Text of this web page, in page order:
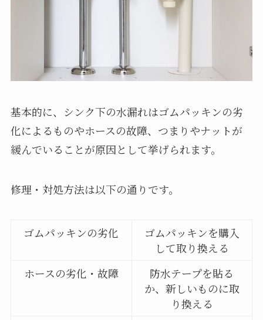
基本的に、シンク下の水漏れはゴムパッキンの劣
化によるものやホースの故障、つまりやナットが
緩んでいることが原因として挙げられます。
修理・対処方法は以下の通りです。
ゴムパッキンの劣化
ゴムパッキンを購入
して取り換える
ホースの劣化・故障
防水テープを貼る
か、新しいものに取
り換える